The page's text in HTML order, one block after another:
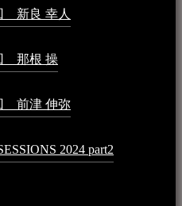
新良 幸人
那根 操
前津 伸弥
2024 part2